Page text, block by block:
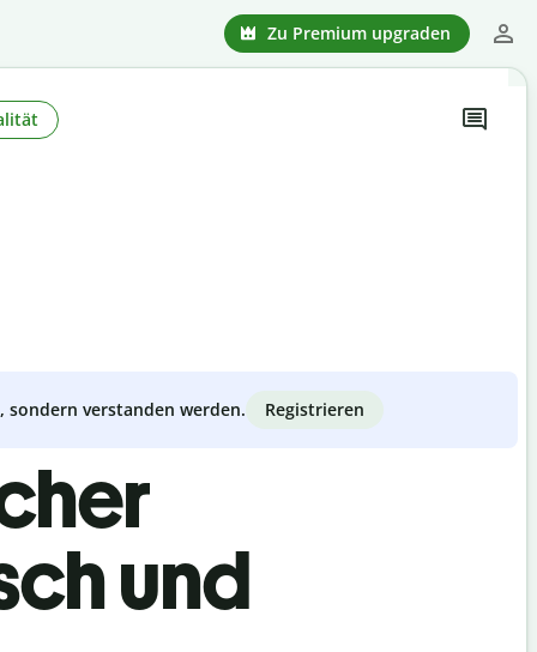
Zu Premium upgraden
verstanden werden. Registrieren
und